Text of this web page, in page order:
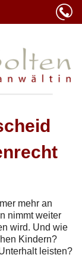
mehr an
nimmt weiter
wird. Und wie
Kindern?
leisten?